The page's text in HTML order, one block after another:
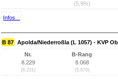
(5,9%)
Infos...
B 87 Apolda/Niederroßla (L 1057) - KVP
Nr.
8.229
(8.231)
B-Rang
8.068
(5.670)